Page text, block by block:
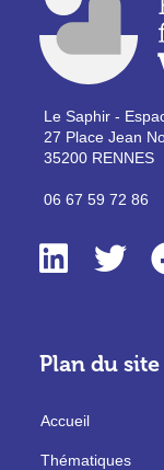
Le Saphir -
27 Place Jean
35200 RENNES
06 67 59 72 86
Plan du site
Accueil
Thématiques